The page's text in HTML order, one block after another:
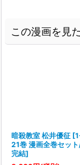
この漫画を見
暗殺教室 松井優征 [
21巻 漫画全巻セッ
完結]